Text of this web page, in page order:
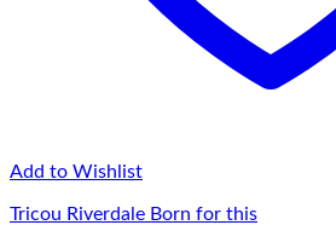
Add to Wishlist
Tricou Riverdale Born for this